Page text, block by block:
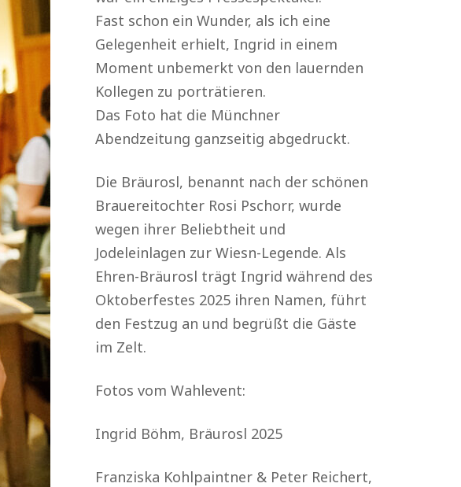
Fast schon ein Wunder, als ich eine
Gelegenheit erhielt, Ingrid in einem
Moment unbemerkt von den lauernden
Kollegen zu porträtieren.
Das Foto hat die Münchner
Abendzeitung ganzseitig abgedruckt.
Die Bräurosl, benannt nach der schönen
Brauereitochter Rosi Pschorr, wurde
wegen ihrer Beliebtheit und
Jodeleinlagen zur Wiesn-Legende. Als
Ehren-Bräurosl trägt Ingrid während des
Oktoberfestes 2025 ihren Namen, führt
den Festzug an und begrüßt die Gäste
im Zelt.
Fotos vom Wahlevent:
Ingrid Böhm, Bräurosl 2025
Franziska Kohlpaintner & Peter Reichert,